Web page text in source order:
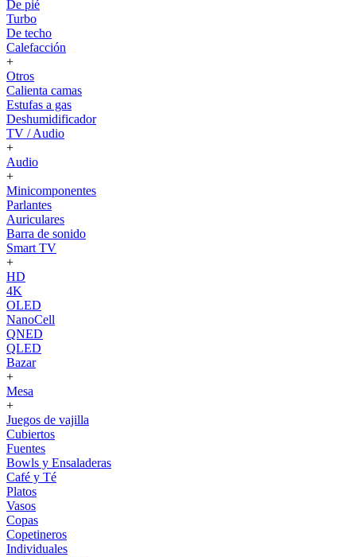
De pié
Turbo
De techo
Calefacción
+
Otros
Calienta camas
Estufas a gas
Deshumidificador
TV / Audio
+
Audio
+
Minicomponentes
Parlantes
Auriculares
Barra de sonido
Smart TV
+
HD
4K
OLED
NanoCell
QNED
QLED
Bazar
+
Mesa
+
Juegos de vajilla
Cubiertos
Fuentes
Bowls y Ensaladeras
Café y Té
Platos
Vasos
Copas
Copetineros
Individuales